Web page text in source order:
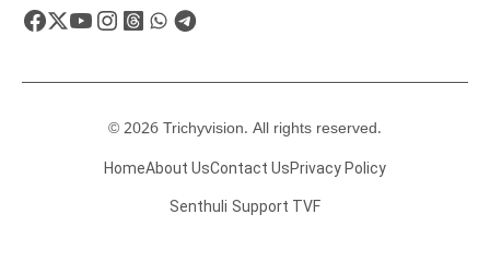
© 2026 Trichyvision. All rights reserved.
HomeAbout UsContact UsPrivacy Policy
Senthuli Support TVF